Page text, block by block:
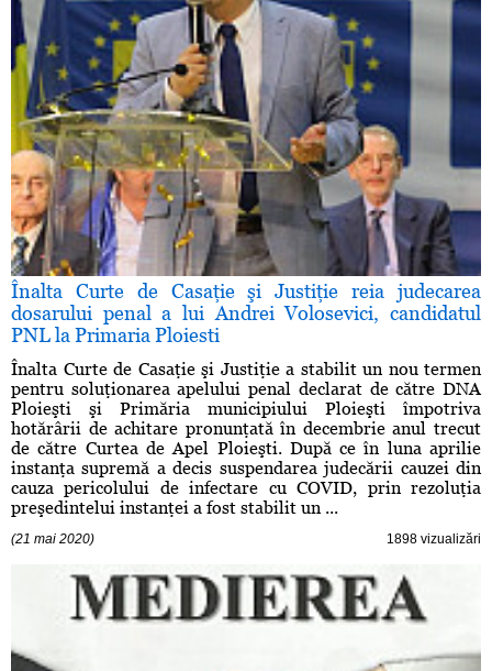
Înalta Curte de Casaţie şi Justiţie reia judecarea
dosarului penal a lui Andrei Volosevici, candidatul
PNL la Primaria Ploiesti
Înalta Curte de Casaţie şi Justiţie a stabilit un nou termen
pentru soluţionarea apelului penal declarat de către DNA
Ploieşti şi Primăria municipiului Ploieşti împotriva
hotărârii de achitare pronunţată în decembrie anul trecut
de către Curtea de Apel Ploieşti. După ce în luna aprilie
instanţa supremă a decis suspendarea judecării cauzei din
cauza pericolului de infectare cu COVID, prin rezoluţia
preşedintelui instanţei a fost stabilit un ...
(21 mai 2020) 1898 vizualizări